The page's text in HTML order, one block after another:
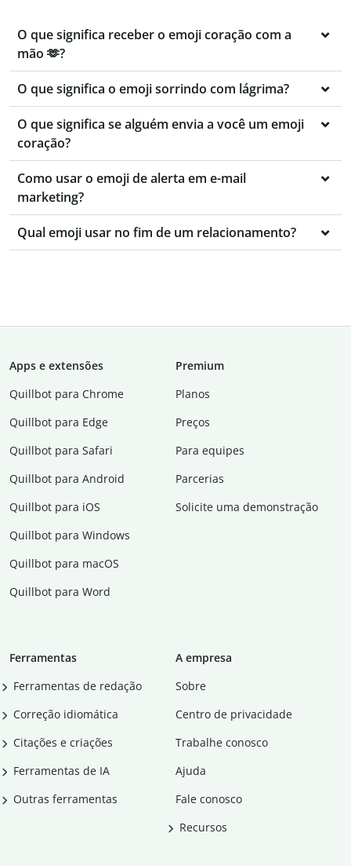
O que significa receber o emoji coração com a
mão 🫶?
O que significa o emoji sorrindo com lágrima?
O que significa se alguém envia a você um emoji
coração?
Como usar o emoji de alerta em e-mail
marketing?
Qual emoji usar no fim de um relacionamento?
Apps e extensões
Quillbot para Chrome
Quillbot para Edge
Quillbot para Safari
Quillbot para Android
Quillbot para iOS
Quillbot para Windows
Quillbot para macOS
Quillbot para Word
Premium
Planos
Preços
Para equipes
Parcerias
Solicite uma demonstração
Ferramentas
Ferramentas de redação
Correção idiomática
Citações e criações
Ferramentas de IA
Outras ferramentas
A empresa
Sobre
Centro de privacidade
Trabalhe conosco
Ajuda
Fale conosco
Recursos